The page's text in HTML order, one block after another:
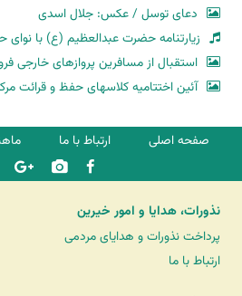
دعای توسل / عکس: جلال اسدی
زیارتنامه حضرت عبدالعظیم (ع) با
استقبال از مسافرین پروازهای خارجی
آئین اختتامیه کلاسهای حفظ و قرائت
صفحه اصلی ارتباط با ما
نذورات، هدایا و امور خیرین
پرداخت نذورات و هدایای مردمی
ارتباط با ما